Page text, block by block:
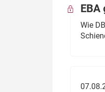
wen?
EBA
Wie